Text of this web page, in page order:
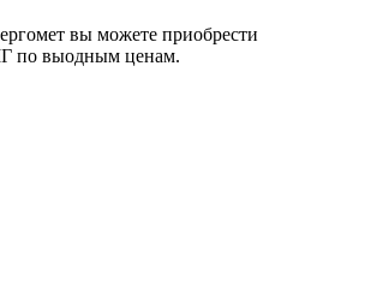
вы можете приобрести
по выодным ценам.